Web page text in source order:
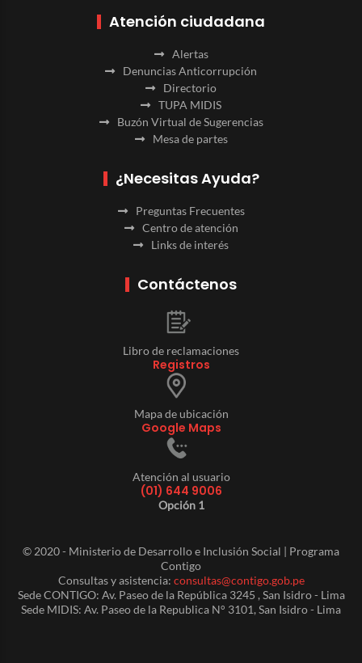
Atención ciudadana
Alertas
Denuncias Anticorrupción
Directorio
TUPA MIDIS
Buzón Virtual de Sugerencias
Mesa de partes
¿Necesitas Ayuda?
Preguntas Frecuentes
Centro de atención
Links de interés
Contáctenos
Libro de reclamaciones
Registros
Mapa de ubicación
Google Maps
Atención al usuario
(01) 644 9006
Opción 1
© 2020 - Ministerio de Desarrollo e Inclusión Social | Programa
Contigo
Consultas y asistencia: consultas@contigo.gob.pe
Sede CONTIGO: Av. Paseo de la República 3245 , San Isidro - Lima
Sede MIDIS: Av. Paseo de la Republica N° 3101, San Isidro - Lima